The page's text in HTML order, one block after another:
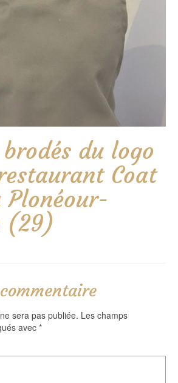
du logo
Coat
Plonéour-
(29)
sera pas publiée. Les champs
avec *